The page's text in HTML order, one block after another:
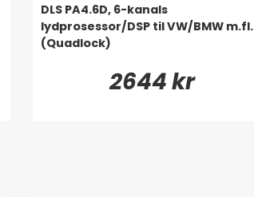
DLS PA4.6D, 6-kanals
lydprosessor/DSP til VW/BMW m.fl.
(Quadlock)
2644 kr